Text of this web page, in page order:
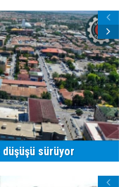
sürüyor